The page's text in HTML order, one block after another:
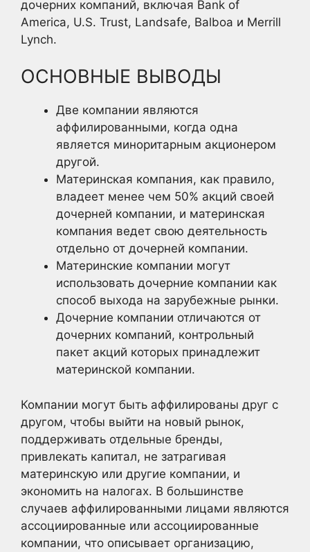
дочерних компаний, включая Bank of
America, U.S. Trust, Landsafe, Balboa и Merrill
Lynch.
ОСНОВНЫЕ ВЫВОДЫ
Две компании являются
аффилированными, когда одна
является миноритарным акционером
другой.
Материнская компания, как правило,
владеет менее чем 50% акций своей
дочерней компании, и материнская
компания ведет свою деятельность
отдельно от дочерней компании.
Материнские компании могут
использовать дочерние компании как
способ выхода на зарубежные рынки.
Дочерние компании отличаются от
дочерних компаний, контрольный
пакет акций которых принадлежит
материнской компании.
Компании могут быть аффилированы друг с
другом, чтобы выйти на новый рынок,
поддерживать отдельные бренды,
привлекать капитал, не затрагивая
материнскую или другие компании, и
экономить на налогах. В большинстве
случаев аффилированными лицами являются
ассоциированные или ассоциированные
компании, что описывает организацию,